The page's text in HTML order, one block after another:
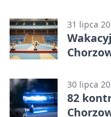
31 lipca
30 lipca
82